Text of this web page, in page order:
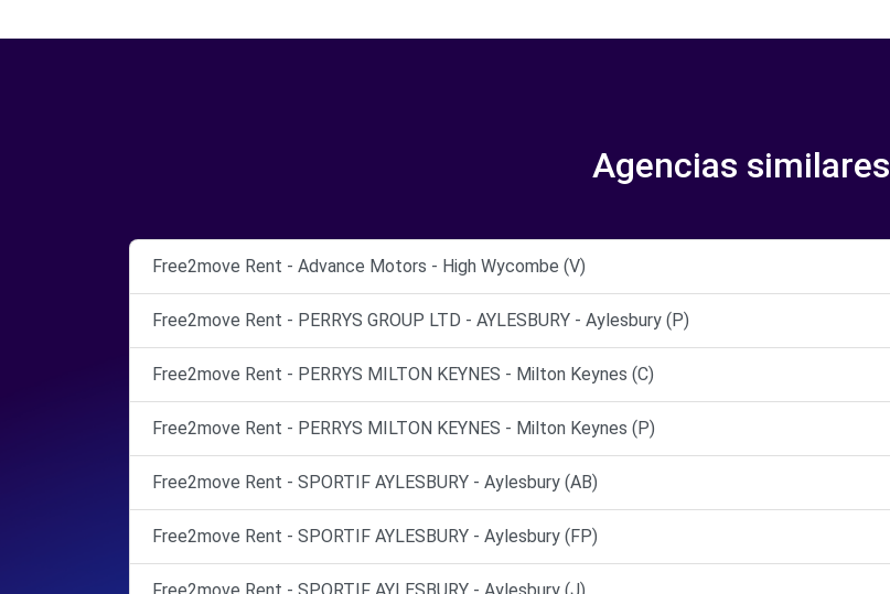
Agencias similares
Free2move Rent - Advance Motors - High Wycombe (V)
Free2move Rent - PERRYS GROUP LTD - AYLESBURY - Aylesbury (P)
Free2move Rent - PERRYS MILTON KEYNES - Milton Keynes (C)
Free2move Rent - PERRYS MILTON KEYNES - Milton Keynes (P)
Free2move Rent - SPORTIF AYLESBURY - Aylesbury (AB)
Free2move Rent - SPORTIF AYLESBURY - Aylesbury (FP)